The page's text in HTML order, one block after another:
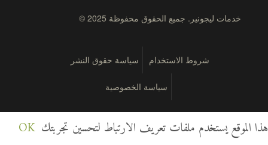
© 2025 خدمات ليجونير. جميع الحقوق محفوظة
شروط الاستخدام سياسة حقوق النشر
سياسة الخصوصية
هذا الموقع يستخدم ملفات تعريف الارتباط لتحسين تجربتك OK